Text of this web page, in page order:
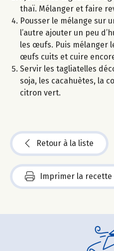
thaï. Mélanger et faire
Pousser le mélange sur
l’autre ajouter un peu
les œufs. Puis mélanger
œufs cuits et cuire
Servir les tagliatelles
soja, les cacahuètes, la
citron vert.
Retour à la liste
Imprimer la recette